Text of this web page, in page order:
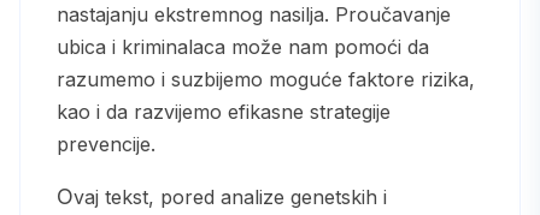
nastajanju ekstremnog nasilja. Proučavanje
ubica i kriminalaca može nam pomoći da
razumemo i suzbijemo moguće faktore rizika,
kao i da razvijemo efikasne strategije
prevencije.
Ovaj tekst, pored analize genetskih i